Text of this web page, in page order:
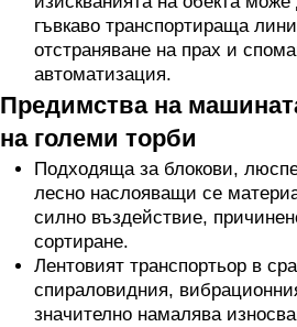
гъвкаво транспортираща
отстраняване на прах и
автоматизация.
Предимства на
на големи торби
Подходяща за блокови,
лесно наслояващи се
силно въздействие,
сортиране.
Лентовият транспортьор в
спираловидния,
значително намалява